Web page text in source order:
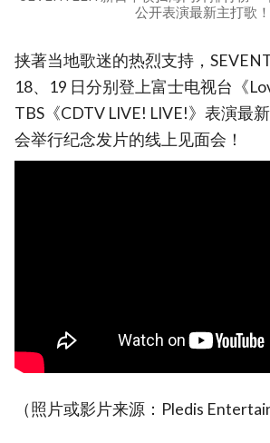
公开表演最新主打歌！
挟著当地歌迷的热烈支持，
18、19 日分别登上富士电视台《
TBS《CDTV LIVE! LIVE!》表演最
会举行纪念发片的线上见面会！
（照片或影片来源：Pledis